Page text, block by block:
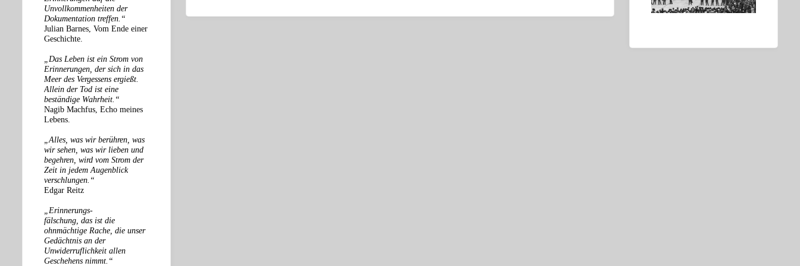
Unvollkommenheiten der
Dokumentation treffen.“
Julian Barnes, Vom Ende einer
Geschichte.
„Das Leben ist ein Strom von
Erinnerungen, der sich in das
Meer des Vergessens ergießt.
Allein der Tod ist eine
beständige Wahrheit.“
Nagib Machfus, Echo meines
Lebens.
„Alles, was wir berühren, was
wir sehen, was wir lieben und
begehren, wird vom Strom der
Zeit in jedem Augenblick
verschlungen.“
Edgar Reitz
„Erinnerungs-
fälschung, das ist die
ohnmächtige Rache, die unser
Gedächtnis an der
Unwiderruflichkeit allen
Geschehens nimmt.“